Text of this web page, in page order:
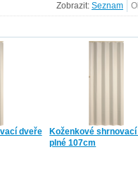
Zobrazit:
dveře
Koženkové
plné 107cm